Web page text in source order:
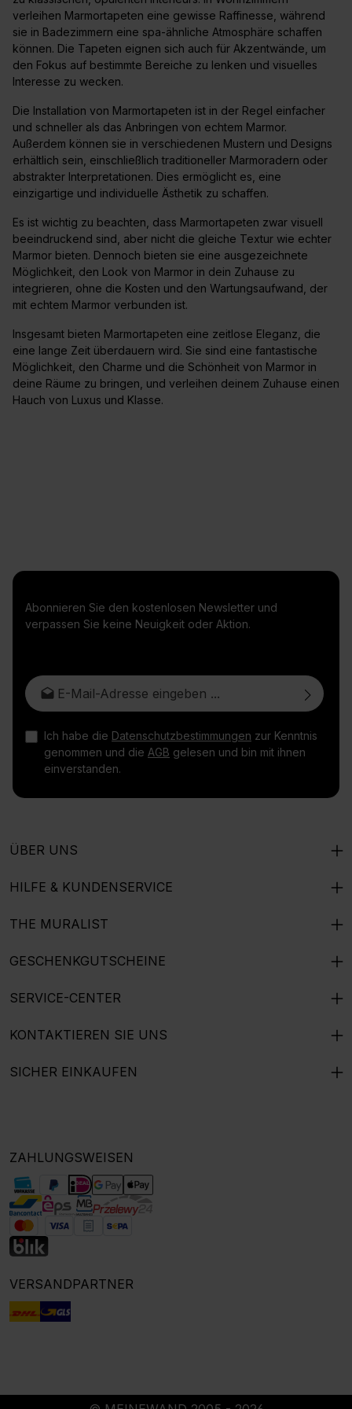
verleihen Marmortapeten eine gewisse Raffinesse, während
sie in Badezimmern eine spa-ähnliche Atmosphäre schaffen
können. Die Tapeten eignen sich auch für Akzentwände, um
den Fokus auf bestimmte Bereiche zu lenken und visuelles
Interesse zu wecken.
Die Installation von Marmortapeten ist in der Regel einfacher
und schneller als das Anbringen von echtem Marmor.
Außerdem können sie in verschiedenen Mustern und Designs
erhältlich sein, einschließlich traditioneller Marmoradern oder
abstrakter Interpretationen. Dies ermöglicht es, eine
einzigartige und individuelle Ästhetik zu schaffen.
Es ist wichtig zu beachten, dass Marmortapeten zwar visuell
beeindruckend sind, aber nicht die gleiche Textur wie echter
Marmor bieten. Dennoch bieten sie eine ausgezeichnete
Möglichkeit, den Look von Marmor in dein Zuhause zu
integrieren, ohne die Kosten und den Wartungsaufwand, der
mit echtem Marmor verbunden ist.
Insgesamt bieten Marmortapeten eine zeitlose Eleganz, die
eine lange Zeit überdauern wird. Sie sind eine fantastische
Möglichkeit, den Charme und die Schönheit von Marmor in
deine Räume zu bringen, und verleihen deinem Zuhause einen
Hauch von Luxus und Klasse.
Abonnieren Sie den kostenlosen Newsletter und
verpassen Sie keine Neuigkeit oder Aktion.
E-Mail-Adresse*
Ich habe die Datenschutzbestimmungen zur Kenntnis
genommen und die AGB gelesen und bin mit ihnen
einverstanden.
ÜBER UNS
HILFE & KUNDENSERVICE
THE MURALIST
GESCHENKGUTSCHEINE
SERVICE-CENTER
KONTAKTIEREN SIE UNS
SICHER EINKAUFEN
ZAHLUNGSWEISEN
VERSANDPARTNER